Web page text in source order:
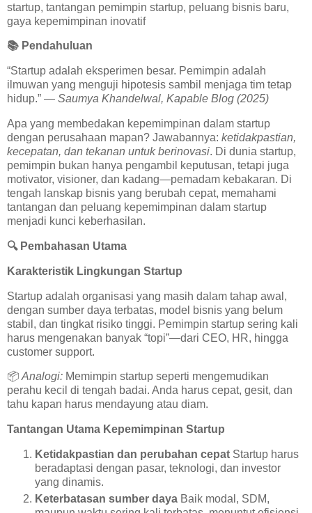
startup, tantangan pemimpin startup, peluang bisnis baru,
gaya kepemimpinan inovatif
📚 Pendahuluan
“Startup adalah eksperimen besar. Pemimpin adalah
ilmuwan yang menguji hipotesis sambil menjaga tim tetap
hidup.” — Saumya Khandelwal, Kapable Blog (2025)
Apa yang membedakan kepemimpinan dalam startup
dengan perusahaan mapan? Jawabannya: ketidakpastian,
kecepatan, dan tekanan untuk berinovasi. Di dunia startup,
pemimpin bukan hanya pengambil keputusan, tetapi juga
motivator, visioner, dan kadang—pemadam kebakaran. Di
tengah lanskap bisnis yang berubah cepat, memahami
tantangan dan peluang kepemimpinan dalam startup
menjadi kunci keberhasilan.
🔍Pembahasan Utama
Karakteristik Lingkungan Startup
Startup adalah organisasi yang masih dalam tahap awal,
dengan sumber daya terbatas, model bisnis yang belum
stabil, dan tingkat risiko tinggi. Pemimpin startup sering kali
harus mengenakan banyak “topi”—dari CEO, HR, hingga
customer support.
📦 Analogi: Memimpin startup seperti mengemudikan
perahu kecil di tengah badai. Anda harus cepat, gesit, dan
tahu kapan harus mendayung atau diam.
Tantangan Utama Kepemimpinan Startup
Ketidakpastian dan perubahan cepat Startup harus
beradaptasi dengan pasar, teknologi, dan investor
yang dinamis.
Keterbatasan sumber daya Baik modal, SDM,